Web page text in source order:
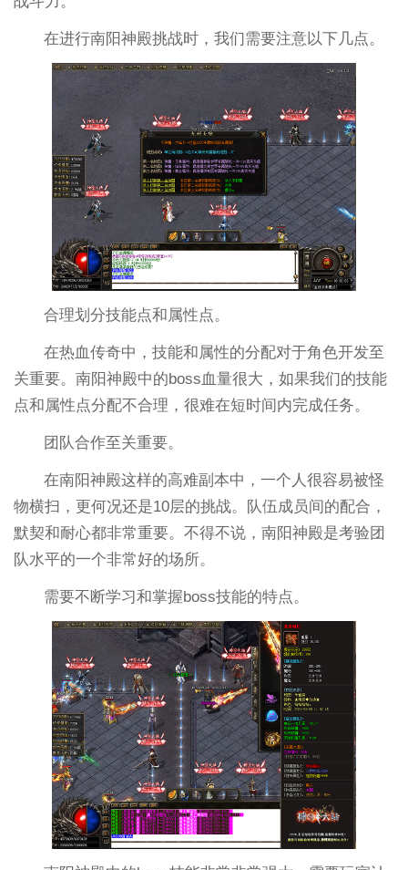
在进行南阳神殿挑战时，我们需要注意以下几点。
合理划分技能点和属性点。
在热血传奇中，技能和属性的分配对于角色开发至
关重要。南阳神殿中的boss血量很大，如果我们的技能
点和属性点分配不合理，很难在短时间内完成任务。
团队合作至关重要。
在南阳神殿这样的高难副本中，一个人很容易被怪
物横扫，更何况还是10层的挑战。队伍成员间的配合，
默契和耐心都非常重要。不得不说，南阳神殿是考验团
队水平的一个非常好的场所。
需要不断学习和掌握boss技能的特点。